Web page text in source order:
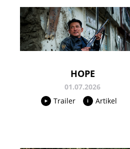
HOPE
01.07.2026
Trailer
Artikel